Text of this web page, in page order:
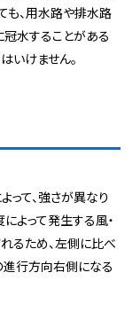
も、用水路や排水路
水することがある
いけません。
て、強さが異なり
よって発生する風・
るため、左側に比べ
進行方向右側になる